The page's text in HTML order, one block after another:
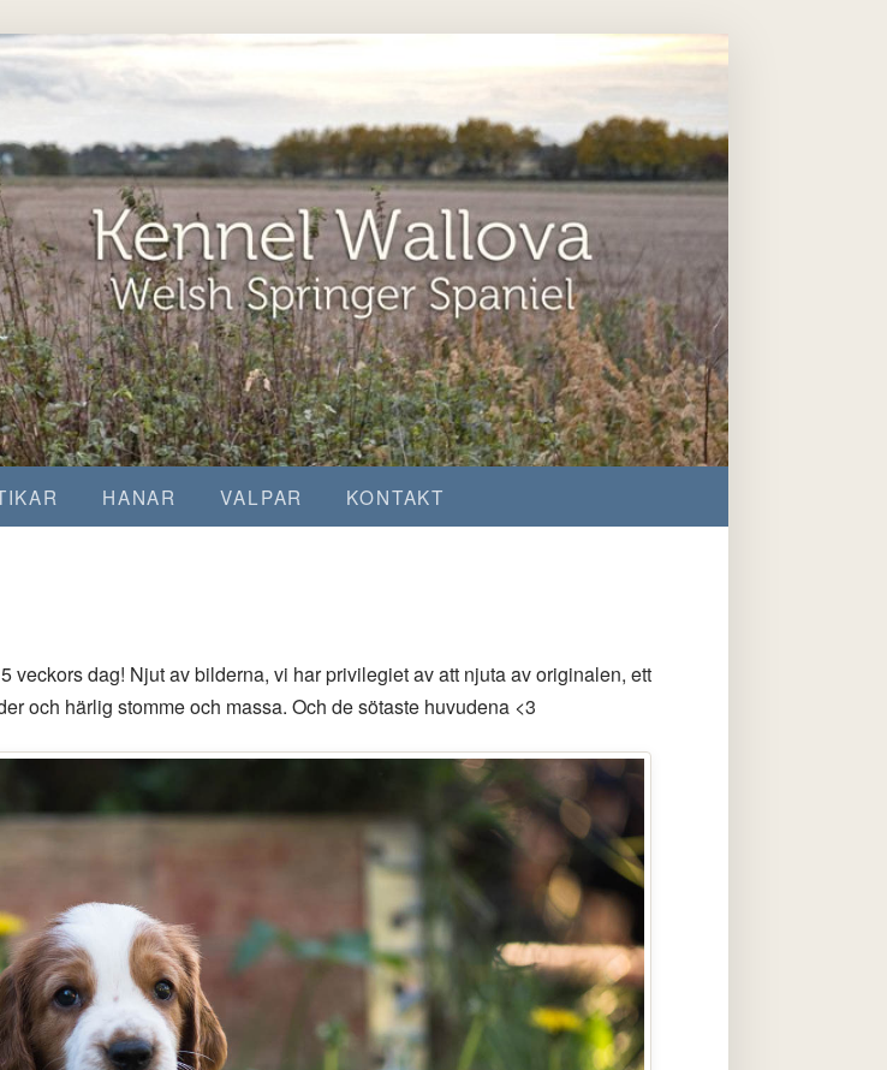
HANAR VALPAR KONTAKT
veckors dag! Njut av bilderna, vi har privilegiet av att njuta av originalen, ett
och härlig stomme och massa. Och de sötaste huvudena <3